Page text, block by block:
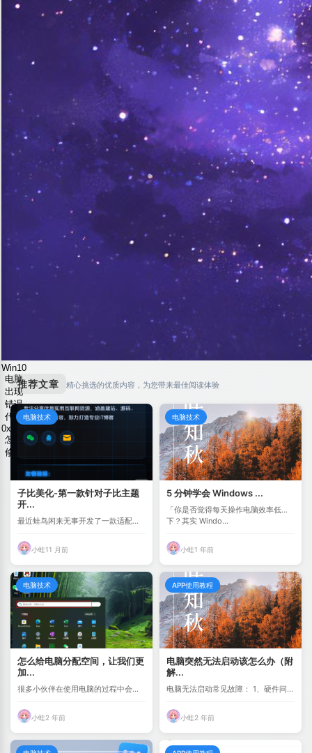
Win10
电脑
出现
错误
代码
0xc0000f
怎么
修复
推荐文章 精心挑选的优质内容，为您带来最佳阅读体验
电脑技术
子比美化-第一款针对子比主题
开...
最近蛙鸟闲来无事开发了一款适配子
小蛙11 月前
电脑技术
5 分钟学会 Windows ...
「你是否觉得每天操作电脑效率低
下？其实 Windo...
小蛙1 年前
电脑技术
怎么给电脑分配空间，让我们更
加...
很多小伙伴在使用电脑的过程中会面
小蛙2 年前
APP使用教程
电脑突然无法启动该怎么办（附
解...
电脑无法启动常见故障： 1、硬件问
小蛙2 年前